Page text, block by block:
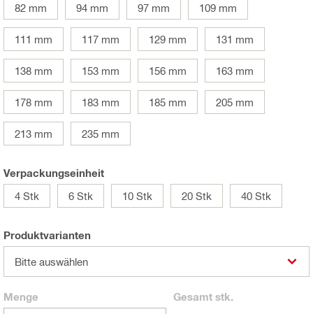
82 mm
94 mm 97 mm 109 mm
111 mm 117 mm 129 mm 131 mm
138 mm 153 mm 156 mm 163 mm
178 mm 183 mm 185 mm 205 mm
213 mm 235 mm
Verpackungseinheit
4 Stk
6 Stk 10 Stk 20 Stk 40 Stk
Produktvarianten
Bitte auswählen
Menge Gesamtstk.